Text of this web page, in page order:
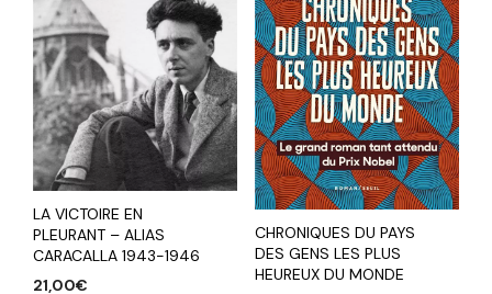
LA VICTOIRE EN
PLEURANT – ALIAS
CARACALLA 1943-1946
21,00€
CHRONIQUES DU PAYS
DES GENS LES PLUS
HEUREUX DU MONDE